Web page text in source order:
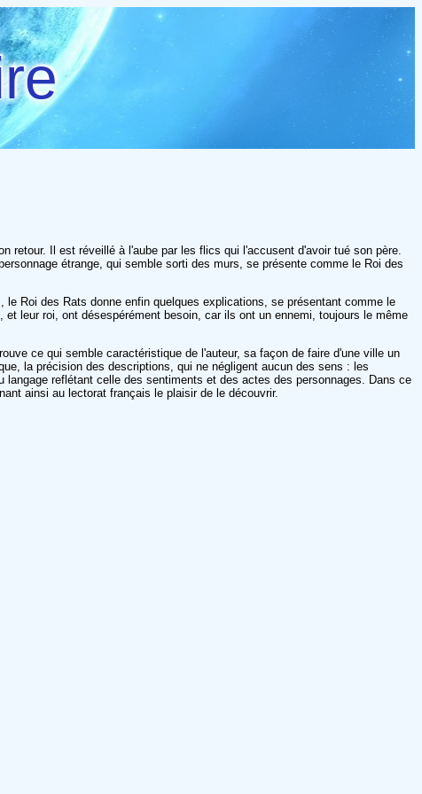
retour. Il est réveillé à l'aube par les flics qui l'accusent d'avoir tué son père.
étrange, qui semble sorti des murs, se présente comme le Roi des
Roi des Rats donne enfin quelques explications, se présentant comme le
leur roi, ont désespérément besoin, car ils ont un ennemi, toujours le même
ce qui semble caractéristique de l'auteur, sa façon de faire d'une ville un
la précision des descriptions, qui ne négligent aucun des sens : les
reflétant celle des sentiments et des actes des personnages. Dans ce
ainsi au lectorat français le plaisir de le découvrir.